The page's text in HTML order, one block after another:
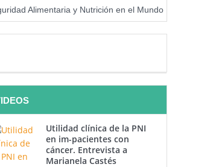
y Nutrición en el Mundo (SOFI) 2025:
Utilidad clínica de la PNI
en im-pacientes con
cáncer. Entrevista a
Marianela Castés